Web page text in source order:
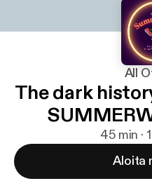
All
The dark
45 min ·
Aloita